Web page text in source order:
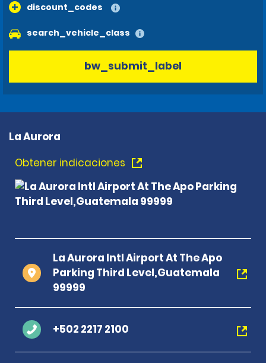
discount_codes
search_vehicle_class
bw_submit_label
La Aurora
Obtener indicaciones
La Aurora Intl Airport At The Apo
Parking Third Level,Guatemala
99999
+502 2217 2100